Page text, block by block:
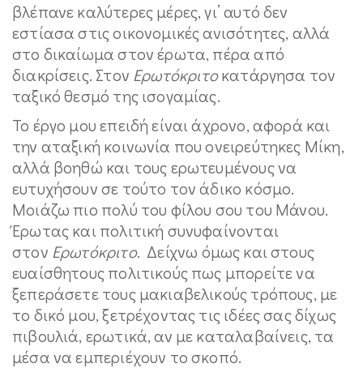
βλέπανε καλύτερες μέρες, γι’ αυτό δεν
εστίασα στις οικονομικές ανισότητες, αλλά
στο δικαίωμα στον έρωτα, πέρα από
διακρίσεις. Στον Ερωτόκριτοκατάργησα τον
ταξικό θεσμό της ισογαμίας.
Το έργο μου επειδή είναι άχρονο, αφορά και
την αταξική κοινωνία που ονειρεύτηκες Μίκη,
αλλά βοηθώ και τους ερωτευμένους να
ευτυχήσουν σε τούτο τον άδικο κόσμο.
Μοιάζω πιο πολύ του φίλου σου του Μάνου.
Έρωτας και πολιτική συνυφαίνονται
στον Ερωτόκριτο. Δείχνω όμως και στους
ευαίσθητους πολιτικούς πως μπορείτε να
ξεπεράσετε τους μακιαβελικούς τρόπους, με
το δικό μου, ξετρέχοντας τις ιδέες σας δίχως
πιβουλιά, ερωτικά, αν με καταλαβαίνεις, τα
μέσα να εμπεριέχουν το σκοπό.